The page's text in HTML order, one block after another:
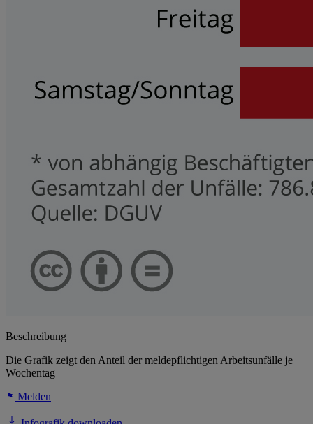
Beschreibung
Die Grafik zeigt den Anteil der meldepflichtigen Arbeitsunfälle je
Wochentag
Melden